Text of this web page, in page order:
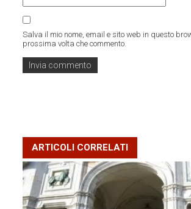
Salva il mio nome, email e sito web in questo
prossima volta che commento.
ARTICOLI CORRELATI